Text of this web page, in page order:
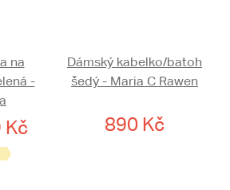
na
-
Kč
Dámský kabelko/batoh
šedý - Maria C Rawen
890 Kč